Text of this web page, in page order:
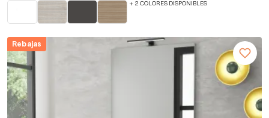
+ 2 COLORES DISPONIBLES
Rebajas